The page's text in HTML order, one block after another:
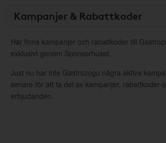
Kampanjer & Rabattkoder
Här finns kampanjer och rabattkoder till
exklusivt genom Sponsorhuset.
Just nu har inte Gastrozogu några aktiva
senare för att ta del av kampanjer, rabattkoder
erbjudanden.